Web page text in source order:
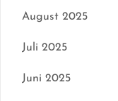
August 2025
Juli 2025
Juni 2025